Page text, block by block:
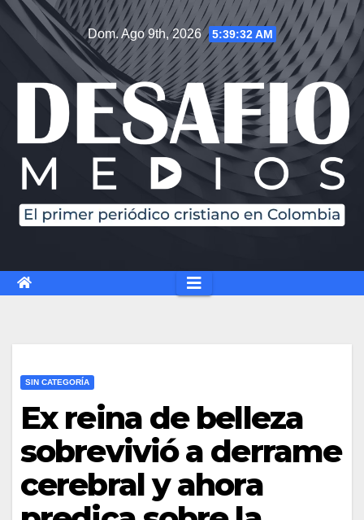
Dom. Ago 9th, 2026 5:39:33 AM
SIN CATEGORÍA
Ex reina de belleza
sobrevivió a derrame
cerebral y ahora